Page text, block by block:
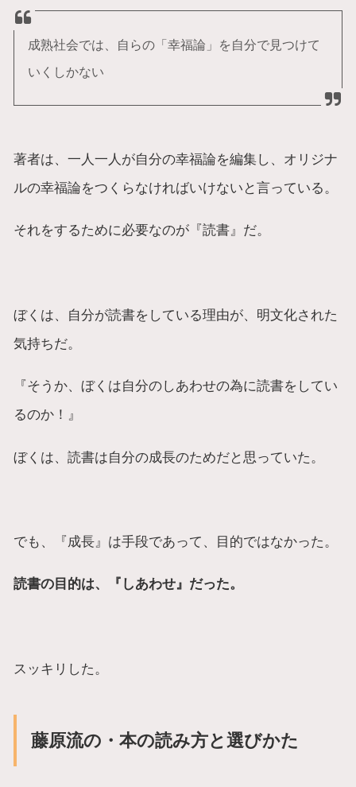
成熟社会では、自らの「幸福論」を自分で見つけて
いくしかない
著者は、一人一人が自分の幸福論を編集し、オリジナ
ルの幸福論をつくらなければいけないと言っている。
それをするために必要なのが『読書』だ。
ぼくは、自分が読書をしている理由が、明文化された
気持ちだ。
『そうか、ぼくは自分のしあわせの為に読書をしてい
るのか！』
ぼくは、読書は自分の成長のためだと思っていた。
でも、『成長』は手段であって、目的ではなかった。
読書の目的は、『しあわせ』だった。
スッキリした。
藤原流の・本の読み方と選びかた